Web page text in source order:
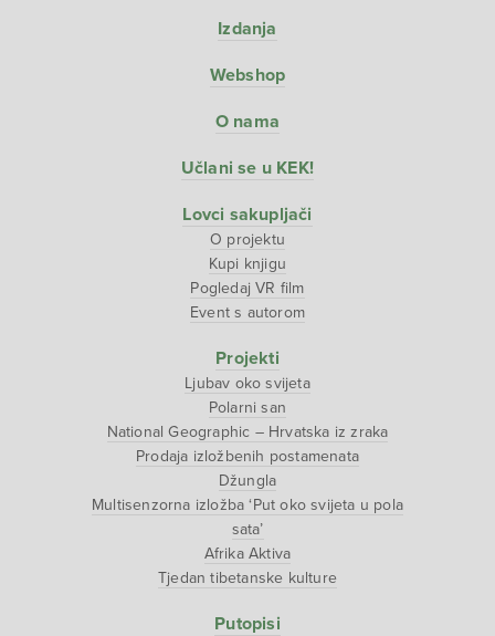
Izdanja
Webshop
O nama
Učlani se u KEK!
Lovci sakupljači
O projektu
Kupi knjigu
Pogledaj VR film
Event s autorom
Projekti
Ljubav oko svijeta
Polarni san
National Geographic – Hrvatska iz zraka
Prodaja izložbenih postamenata
Džungla
Multisenzorna izložba ‘Put oko svijeta u pola
sata’
Afrika Aktiva
Tjedan tibetanske kulture
Putopisi